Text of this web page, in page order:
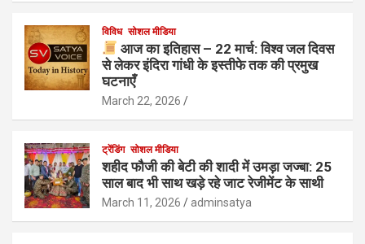
विविध सोशल मीडिया
आज का इतिहास – 22 मार्च: विश्व जल दिवस
से लेकर इंदिरा गांधी के इस्तीफे तक की प्रमुख
घटनाएँ
March 22, 2026
ट्रेंडिंग सोशल मीडिया
शहीद फौजी की बेटी की शादी में उमड़ा जज्बा: 25
साल बाद भी साथ खड़े रहे जाट रेजीमेंट के साथी
March 11, 2026 adminsatya